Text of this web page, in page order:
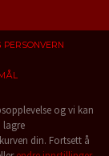
PERSONVERN
og vi kan
lagre
din. Fortsett å